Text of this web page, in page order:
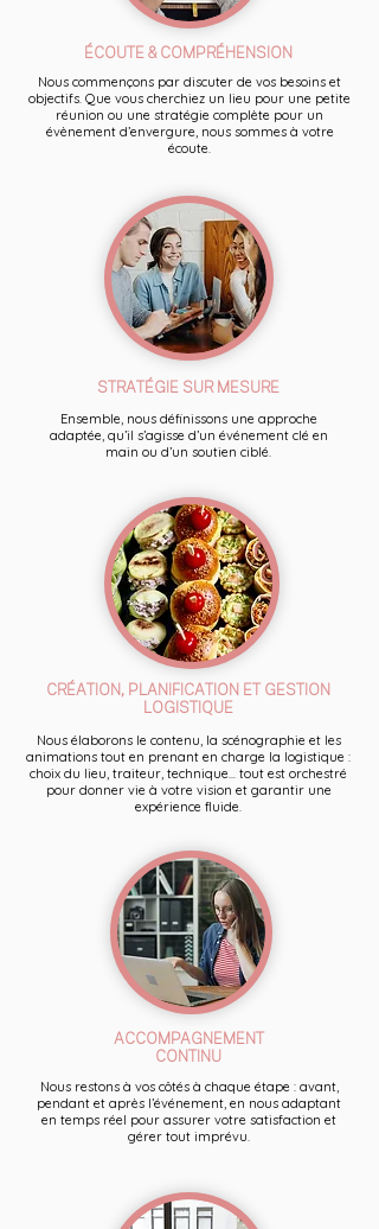
ÉCOUTE & COMPRÉHENSION
Nous commençons par discuter de vos besoins et
objectifs. Que vous cherchiez un lieu pour une petite
réunion ou une stratégie complète pour un
évènement d’envergure, nous sommes à votre
écoute.
STRATÉGIE SUR MESURE
Ensemble, nous définissons une approche
adaptée, qu’il s’agisse d’un événement clé en
main ou d’un soutien ciblé.
CRÉATION, PLANIFICATION ET GESTION
LOGISTIQUE
Nous élaborons le contenu, la scénographie et les
animations tout en prenant en charge la logistique :
choix du lieu, traiteur, technique... tout est orchestré
pour donner vie à votre vision et garantir une
expérience fluide.
ACCOMPAGNEMENT
CONTINU
Nous restons à vos côtés à chaque étape : avant,
pendant et après l’événement, en nous adaptant
en temps réel pour assurer votre satisfaction et
gérer tout imprévu.